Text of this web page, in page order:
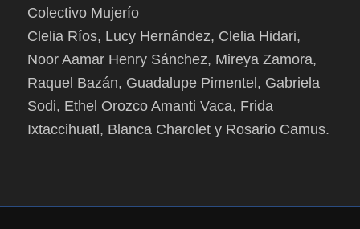
Colectivo Mujerío
Clelia Ríos, Lucy Hernández, Clelia Hidari,
Noor Aamar Henry Sánchez, Mireya Zamora,
Raquel Bazán, Guadalupe Pimentel, Gabriela
Sodi, Ethel Orozco Amanti Vaca, Frida
Ixtaccihuatl, Blanca Charolet y Rosario Camus.